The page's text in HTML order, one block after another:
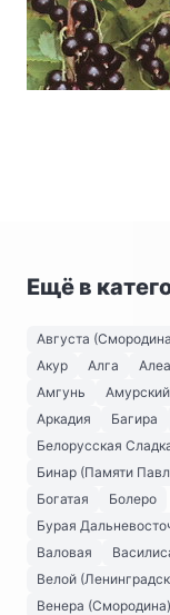
Ещё в
Августа
Акур
Алга
Амгунь
Аркадия
Багира
Белорусская
Бинар (Памяти
Богатая
Болеро
Бурая
Валовая
Велой
Венера (Смородина)